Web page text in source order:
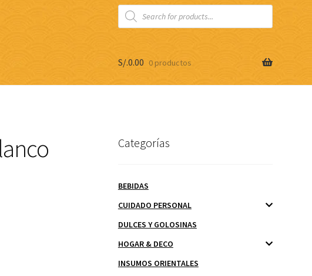
Búsqueda
de
productos
S/.0.00 0 productos
Categorías
BEBIDAS
CUIDADO PERSONAL
DULCES Y GOLOSINAS
HOGAR & DECO
INSUMOS ORIENTALES